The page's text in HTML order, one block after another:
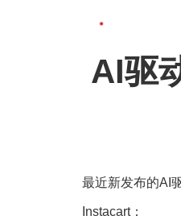
AI驱
最近新发布的AI
Instacart：